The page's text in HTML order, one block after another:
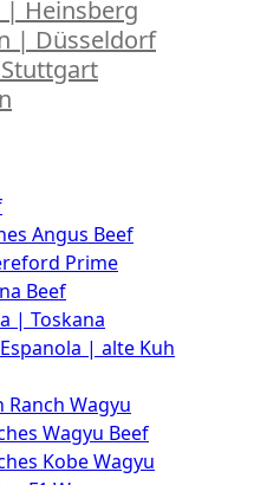
| Heinsberg
| Düsseldorf
Angus Beef
Prime
Beef
| Toskana
| alte Kuh
Ranch Wagyu
Wagyu Beef
Kobe Wagyu